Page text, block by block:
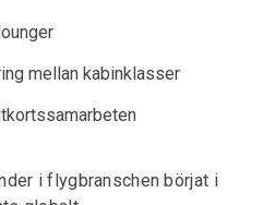
mellan kabinklasser
i flygbranschen börjat i